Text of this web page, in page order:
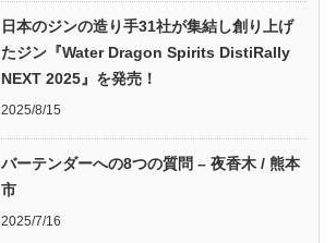
日本のジンの造り手31社が集結し創り上げ
たジン『Water Dragon Spirits DistiRally
NEXT 2025』を発売！
2025/8/15
バーテンダーへの8つの質問 – 夜香木 / 熊本
市
2025/7/16